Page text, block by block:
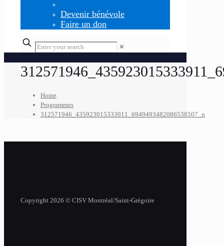
Devenir bénévole
Faire un don
✕
Home
Programmes
312571946_435923015333911_6949493482086538507_n
Copyright 2026 © CISV Montréal/Saint-Grégoire